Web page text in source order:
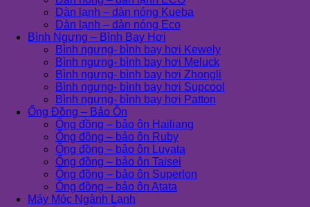
Dàn lạnh – dàn nóng Kueba
Dàn lạnh – dàn nóng Eco
Bình Ngưng – Bình Bay Hơi
Bình ngưng- bình bay hơi Kewely
Bình ngưng- bình bay hơi Meluck
Bình ngưng- bình bay hơi Zhongli
Bình ngưng- bình bay hơi Supcool
Bình ngưng- bình bay hơi Patton
Ống Đồng – Bảo Ôn
Ống đồng – bảo ôn Hailiang
Ống đồng – bảo ôn Ruby
Ống đồng – bảo ôn Luvata
Ống đồng – bảo ôn Taisei
Ống đồng – bảo ôn Superlon
Ống đồng – bảo ôn Atata
Máy Móc Ngành Lạnh